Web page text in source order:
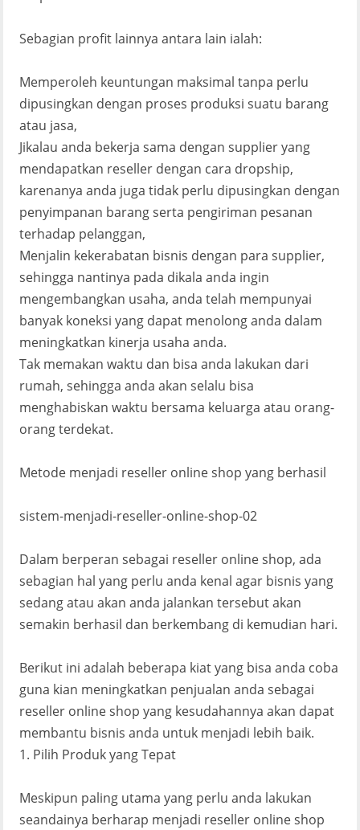
Sebagian profit lainnya antara lain ialah:
Memperoleh keuntungan maksimal tanpa perlu
dipusingkan dengan proses produksi suatu barang
atau jasa,
Jikalau anda bekerja sama dengan supplier yang
mendapatkan reseller dengan cara dropship,
karenanya anda juga tidak perlu dipusingkan dengan
penyimpanan barang serta pengiriman pesanan
terhadap pelanggan,
Menjalin kekerabatan bisnis dengan para supplier,
sehingga nantinya pada dikala anda ingin
mengembangkan usaha, anda telah mempunyai
banyak koneksi yang dapat menolong anda dalam
meningkatkan kinerja usaha anda.
Tak memakan waktu dan bisa anda lakukan dari
rumah, sehingga anda akan selalu bisa
menghabiskan waktu bersama keluarga atau orang-
orang terdekat.
Metode menjadi reseller online shop yang berhasil
sistem-menjadi-reseller-online-shop-02
Dalam berperan sebagai reseller online shop, ada
sebagian hal yang perlu anda kenal agar bisnis yang
sedang atau akan anda jalankan tersebut akan
semakin berhasil dan berkembang di kemudian hari.
Berikut ini adalah beberapa kiat yang bisa anda coba
guna kian meningkatkan penjualan anda sebagai
reseller online shop yang kesudahannya akan dapat
membantu bisnis anda untuk menjadi lebih baik.
1. Pilih Produk yang Tepat
Meskipun paling utama yang perlu anda lakukan
seandainya berharap menjadi reseller online shop